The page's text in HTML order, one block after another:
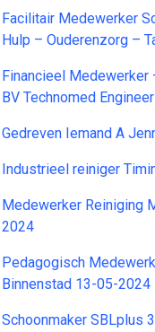
Facilitair Medewerker
Hulp – Ouderenzorg –
Financieel Medewerker
BV Technomed
Gedreven Iemand A
Industrieel reiniger
Medewerker Reiniging
2024
Pedagogisch
Binnenstad 13-05-2024
Schoonmaker SBLplus